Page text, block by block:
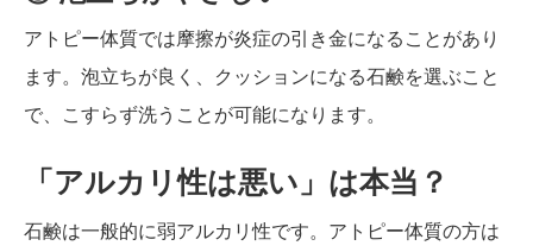
アトピー体質では摩擦が炎症の引き金になることがあり
ます。泡立ちが良く、クッションになる石鹸を選ぶこと
で、こすらず洗うことが可能になります。
「アルカリ性は悪い」は本当？
石鹸は一般的に弱アルカリ性です。アトピー体質の方は